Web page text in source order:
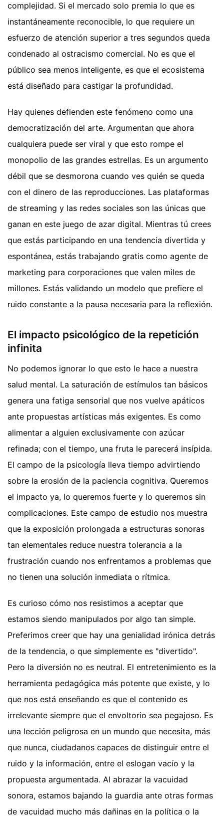
complejidad. Si el mercado solo premia lo que es
instantáneamente reconocible, lo que requiere un
esfuerzo de atención superior a tres segundos queda
condenado al ostracismo comercial. No es que el
público sea menos inteligente, es que el ecosistema
está diseñado para castigar la profundidad.
Hay quienes defienden este fenómeno como una
democratización del arte. Argumentan que ahora
cualquiera puede ser viral y que esto rompe el
monopolio de las grandes estrellas. Es un argumento
débil que se desmorona cuando ves quién se queda
con el dinero de las reproducciones. Las plataformas
de streaming y las redes sociales son las únicas que
ganan en este juego de azar digital. Mientras tú crees
que estás participando en una tendencia divertida y
espontánea, estás trabajando gratis como agente de
marketing para corporaciones que valen miles de
millones. Estás validando un modelo que prefiere el
ruido constante a la pausa necesaria para la reflexión.
El impacto psicológico de la repetición
infinita
No podemos ignorar lo que esto le hace a nuestra
salud mental. La saturación de estímulos tan básicos
genera una fatiga sensorial que nos vuelve apáticos
ante propuestas artísticas más exigentes. Es como
alimentar a alguien exclusivamente con azúcar
refinada; con el tiempo, una fruta le parecerá insípida.
El campo de la psicología lleva tiempo advirtiendo
sobre la erosión de la paciencia cognitiva. Queremos
el impacto ya, lo queremos fuerte y lo queremos sin
complicaciones. Este campo de estudio nos muestra
que la exposición prolongada a estructuras sonoras
tan elementales reduce nuestra tolerancia a la
frustración cuando nos enfrentamos a problemas que
no tienen una solución inmediata o rítmica.
Es curioso cómo nos resistimos a aceptar que
estamos siendo manipulados por algo tan simple.
Preferimos creer que hay una genialidad irónica detrás
de la tendencia, o que simplemente es "divertido".
Pero la diversión no es neutral. El entretenimiento es la
herramienta pedagógica más potente que existe, y lo
que nos está enseñando es que el contenido es
irrelevante siempre que el envoltorio sea pegajoso. Es
una lección peligrosa en un mundo que necesita, más
que nunca, ciudadanos capaces de distinguir entre el
ruido y la información, entre el eslogan vacío y la
propuesta argumentada. Al abrazar la vacuidad
sonora, estamos bajando la guardia ante otras formas
de vacuidad mucho más dañinas en la política o la